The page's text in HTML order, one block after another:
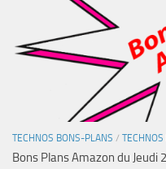
TECHNOS BONS-PLANS /
Bons Plans Amazon du Jeudi